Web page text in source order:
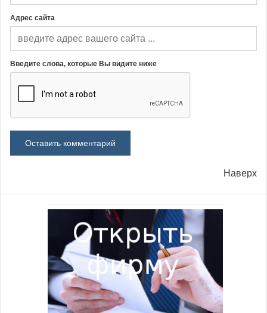
Адрес сайта
Введите слова, которые Вы видите ниже
Наверх